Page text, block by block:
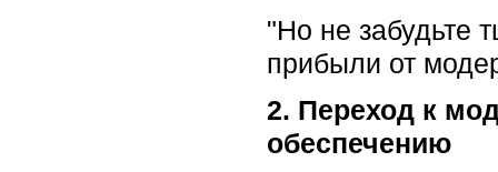
"Но не забудьте
прибыли от
2. Переход к
обеспечению